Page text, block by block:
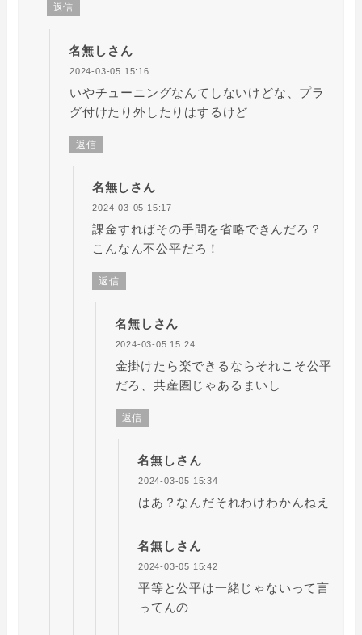
返信
名無しさん
2024-03-05 15:16
いやチューニングなんてしないけどな、プラ
グ付けたり外したりはするけど
返信
名無しさん
2024-03-05 15:17
課金すればその手間を省略できんだろ？
こんなん不公平だろ！
返信
名無しさん
2024-03-05 15:24
金掛けたら楽できるならそれこそ公平
だろ、共産圏じゃあるまいし
返信
名無しさん
2024-03-05 15:34
はあ？なんだそれわけわかんねえ
名無しさん
2024-03-05 15:42
平等と公平は一緒じゃないって言
ってんの